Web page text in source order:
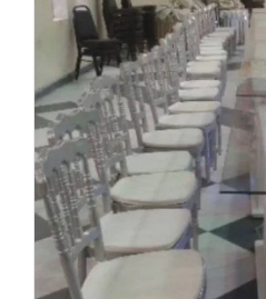
الكويت
مغلقة